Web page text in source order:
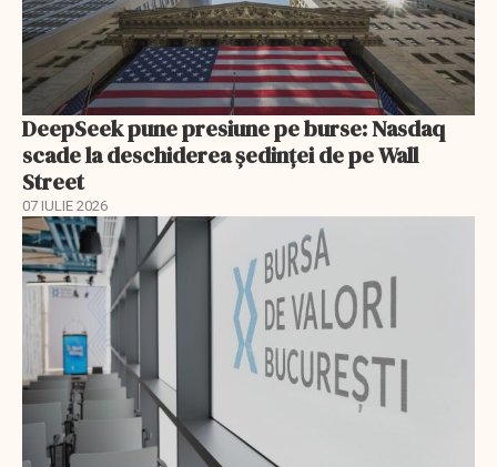
DeepSeek pune presiune pe burse: Nasdaq
scade la deschiderea ședinței de pe Wall
Street
07 IULIE 2026